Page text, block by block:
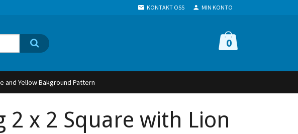
KONTAKT OSS MIN KONTO
0
and Yellow Bakground Pattern
2 x 2 Square with Lion